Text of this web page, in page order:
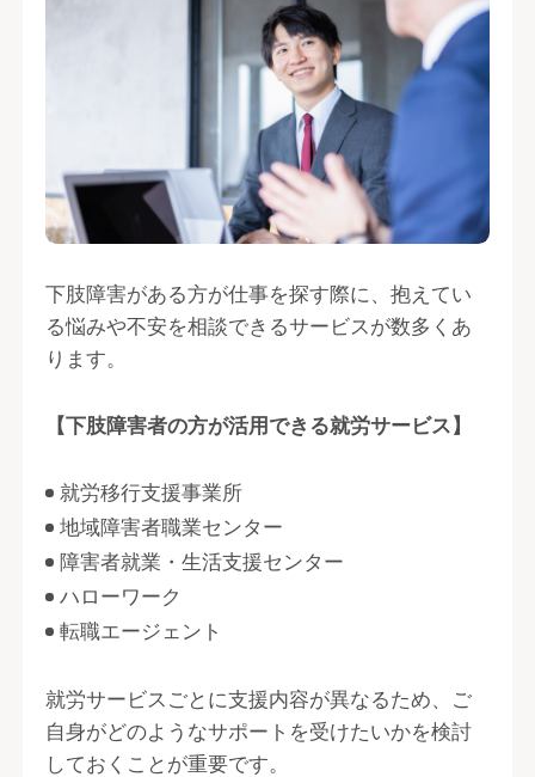
下肢障害がある方が仕事を探す際に、抱えてい
る悩みや不安を相談できるサービスが数多くあ
ります。
【下肢障害者の方が活用できる就労サービス】
就労移行支援事業所
地域障害者職業センター
障害者就業・生活支援センター
ハローワーク
転職エージェント
就労サービスごとに支援内容が異なるため、ご
自身がどのようなサポートを受けたいかを検討
しておくことが重要です。